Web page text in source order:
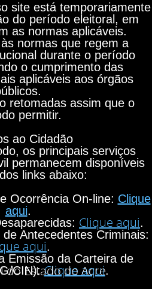
site está temporariamente
do período eleitoral, em
as normas aplicáveis.
normas que regem a
durante o período
o cumprimento das
aplicáveis aos órgãos
retomadas assim que o
permitir.
ao Cidadão
os principais serviços
permanecem disponíveis
links abaixo:
Ocorrência On-line: Clique
aqui.
Clique aqui.
Antecedentes Criminais:
aqui.
Emissão da Carteira de
CIN):Clique aqui.
do Estado do Acre